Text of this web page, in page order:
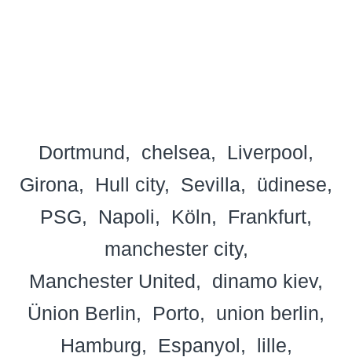
Dortmund chelsea
Liverpool
Girona
Hull city Sevilla
üdinese
PSG
Napoli Köln
Frankfurt
manchester city
Manchester United
dinamo kiev
Ünion Berlin
Porto
union berlin
Hamburg
Espanyol
lille